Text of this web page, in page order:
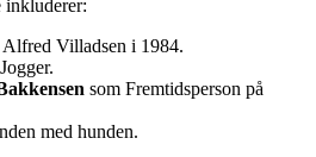
inkluderer:
Alfred Villadsen i 1984.
som Fremtidsperson på
med hunden.